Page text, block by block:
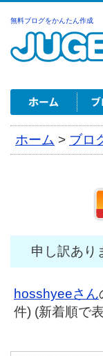
無料ブログをかんたん作成
ホーム > ブロ
申し訳あり
hosshyeeさん
件) (新着順で